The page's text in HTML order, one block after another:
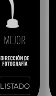
MEJOR
LISTADO